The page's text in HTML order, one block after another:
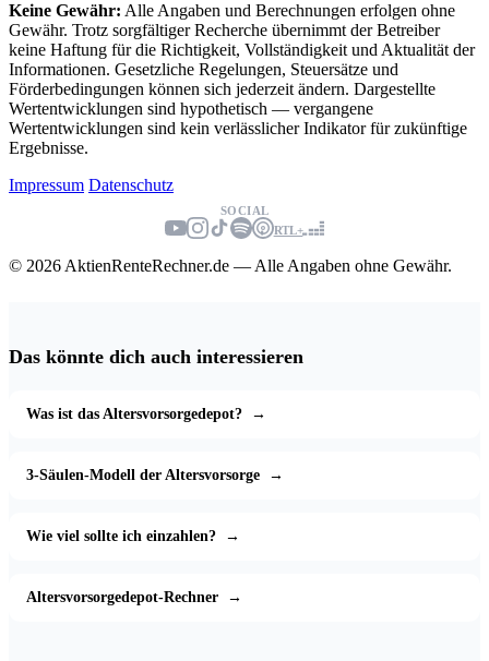
Keine Gewähr: Alle Angaben und Berechnungen erfolgen ohne
Gewähr. Trotz sorgfältiger Recherche übernimmt der Betreiber
keine Haftung für die Richtigkeit, Vollständigkeit und Aktualität der
Informationen. Gesetzliche Regelungen, Steuersätze und
Förderbedingungen können sich jederzeit ändern. Dargestellte
Wertentwicklungen sind hypothetisch — vergangene
Wertentwicklungen sind kein verlässlicher Indikator für zukünftige
Ergebnisse.
Impressum Datenschutz
SOCIAL
RTL+
© 2026 AktienRenteRechner.de — Alle Angaben ohne Gewähr.
Das könnte dich auch interessieren
Was ist das Altersvorsorgedepot? →
3-Säulen-Modell der Altersvorsorge →
Wie viel sollte ich einzahlen? →
Altersvorsorgedepot-Rechner →